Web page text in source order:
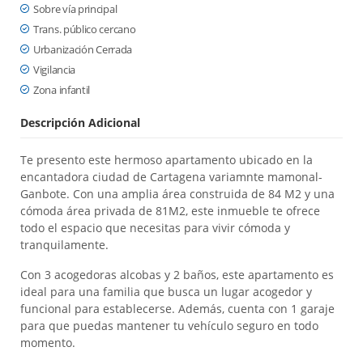
Sobre vía principal
Trans. público cercano
Urbanización Cerrada
Vigilancia
Zona infantil
Descripción Adicional
Te presento este hermoso apartamento ubicado en la
encantadora ciudad de Cartagena variamnte mamonal-
Ganbote. Con una amplia área construida de 84 M2 y una
cómoda área privada de 81M2, este inmueble te ofrece
todo el espacio que necesitas para vivir cómoda y
tranquilamente.
Con 3 acogedoras alcobas y 2 baños, este apartamento es
ideal para una familia que busca un lugar acogedor y
funcional para establecerse. Además, cuenta con 1 garaje
para que puedas mantener tu vehículo seguro en todo
momento.